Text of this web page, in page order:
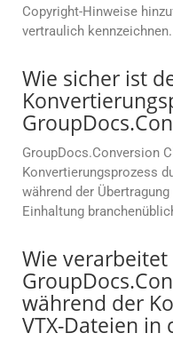
Copyright-Hinweise
vertraulich kennzeichnen.
Wie sicher ist
GroupDocs.Conversion
Konvertierungsprozess
während der
Einhaltung
Wie verarbeitet
während der
VTX-Dateien in